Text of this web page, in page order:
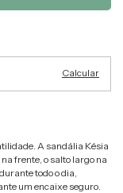
Calcular
A sandália Késia
frente, o salto largo na
todo o dia,
um encaixe seguro.